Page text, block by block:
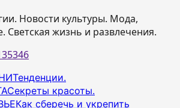
Новости культуры. Мода,
Светская жизнь и развлечения.
Тенденции.
Секреты красоты.
Как сберечь и укрепить